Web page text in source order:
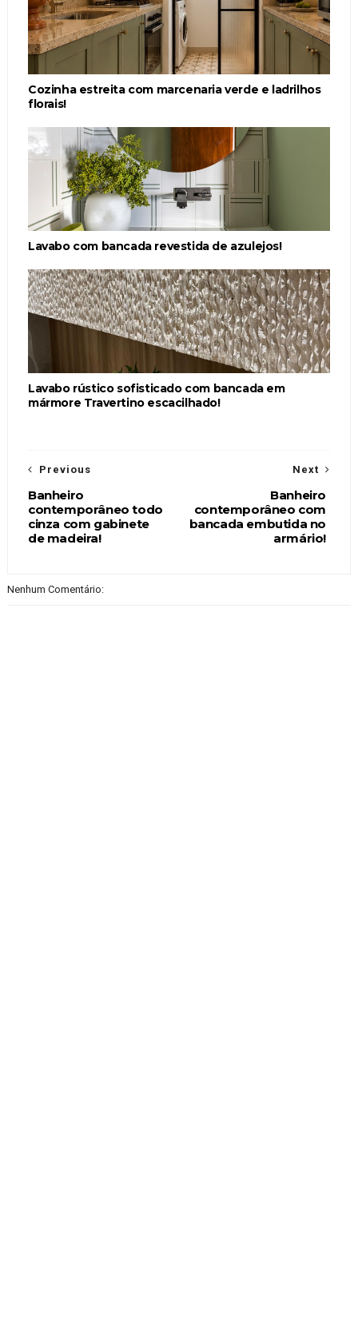
Cozinha estreita com marcenaria verde e ladrilhos
florais!
Lavabo com bancada revestida de azulejos!
Lavabo rústico sofisticado com bancada em
mármore Travertino escacilhado!
Next
Banheiro
contemporâneo com
bancada embutida no
armário!
Previous
Banheiro
contemporâneo todo
cinza com gabinete
de madeira!
Nenhum Comentário: